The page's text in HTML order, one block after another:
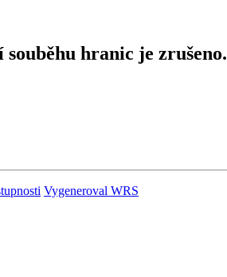
hranic je zrušeno.
Vygeneroval WRS